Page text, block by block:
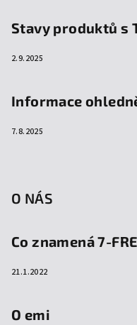
Stavy produktů s
2.9.2025
Informace
7.8.2025
O NÁS
Co znamená 7-
21.1.2022
O emi